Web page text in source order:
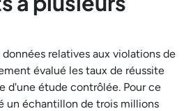
relatives aux violations de
évalué les taux de réussite
d'une étude contrôlée. Pour ce
un échantillon de trois millions